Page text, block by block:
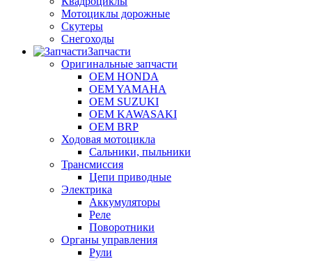
Мотоциклы дорожные
Скутеры
Снегоходы
Запчасти
Оригинальные запчасти
OEM HONDA
OEM YAMAHA
OEM SUZUKI
OEM KAWASAKI
OEM BRP
Ходовая мотоцикла
Сальники, пыльники
Трансмиссия
Цепи приводные
Электрика
Аккумуляторы
Реле
Поворотники
Органы управления
Рули